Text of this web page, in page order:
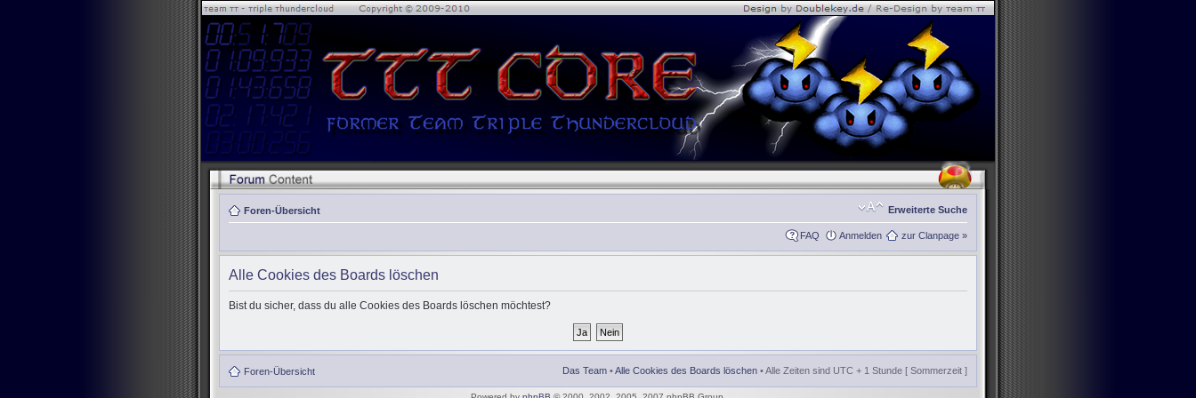
Foren-Übersicht Erweiterte Suche
FAQ Anmelden zur Clanpage »
Alle Cookies des Boards löschen
Bist du sicher, dass du alle Cookies des Boards löschen möchtest?
Foren-Übersicht Das Team •Alle Cookies des Boards löschen • Alle Zeiten sind UTC + 1 Stunde [ Sommerzeit ]